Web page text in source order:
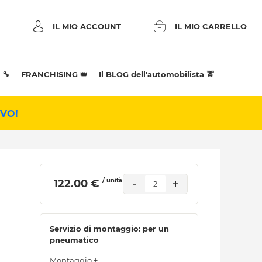
IL MIO ACCOUNT IL MIO CARRELLO
FRANCHISING 👑 Il BLOG dell'automobilista 🚖
122.00 € / unità - 2 +
Servizio di montaggio: per un
pneumatico